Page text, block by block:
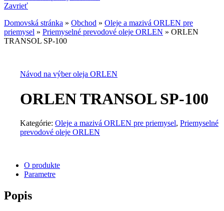
Zavrieť
Domovská stránka » Obchod » Oleje a mazivá ORLEN pre
priemysel » Priemyselné prevodové oleje ORLEN » ORLEN
TRANSOL SP-100
Návod na výber oleja ORLEN
ORLEN TRANSOL SP-100
Kategórie: Oleje a mazivá ORLEN pre priemysel, Priemyselné
prevodové oleje ORLEN
O produkte
Parametre
Popis